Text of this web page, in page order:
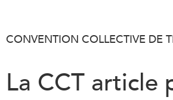
CONVENTION COLLECTIVE DE
La CCT article